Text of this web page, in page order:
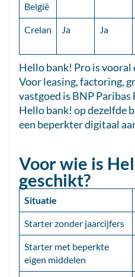
België
Crelan Ja Ja
Hello bank! Pro is vooral
Voor leasing, factoring,
vastgoed is BNP
Hello bank! op dezelfde
een beperkter digitaal
Voor wie is
geschikt?
Situatie
Starter zonder jaarcijfers
Starter met beperkte
eigen middelen